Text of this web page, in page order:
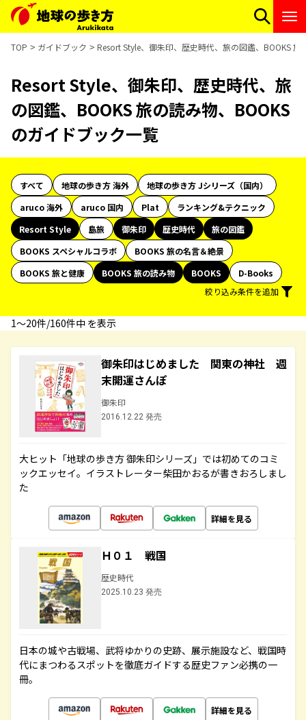
TOP ガイドブック Resort Style、御朱印、歴史時代、旅の図鑑、BOOKS
Resort Style、御朱印、歴史時代、旅
の図鑑、BOOKS 旅の読み物、BOOKS
のガイドブック一覧
すべて 地球の歩き方 海外
地球の歩き方 Jシリーズ（国内）
aruco 海外
aruco 国内 Plat
ランキング&テクニック
Resort Style
島旅 御朱印 歴史時代
旅の図鑑
BOOKS スペシャルコラボ
BOOKS 旅の名言＆絶景
BOOKS 旅と健康
BOOKS 旅の読み物 BOOKS
D-Books
絞り込み条件を追加
1〜20件/160件中 を表示
御朱印はじめました 関東の神社 週
末開運さんぽ
御朱印
2016.12.22 発売
大ヒット「地球の歩き方 御朱印シリーズ」では初めてのコミ
ックエッセイ。イラストレーター柴田かおるが書きおろしまし
た
詳細を見る
Ｈ０１ 戦国
歴史時代
2025.10.23 発売
日本の城や古戦場、武将ゆかりの史跡、展示施設など、戦国時
代にまつわるスポットを徹底ガイドする歴史ファン必携の一
冊。
詳細を見る